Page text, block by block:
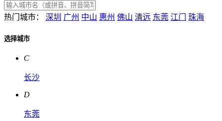
热门城市： 深圳 广州 中山 惠州 佛山 清远 东莞 江门 珠海
选择城市
C
长沙
D
东莞